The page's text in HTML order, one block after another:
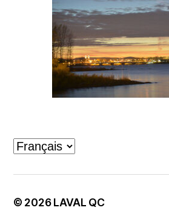
Choisir
une
© 2026LAVAL QC